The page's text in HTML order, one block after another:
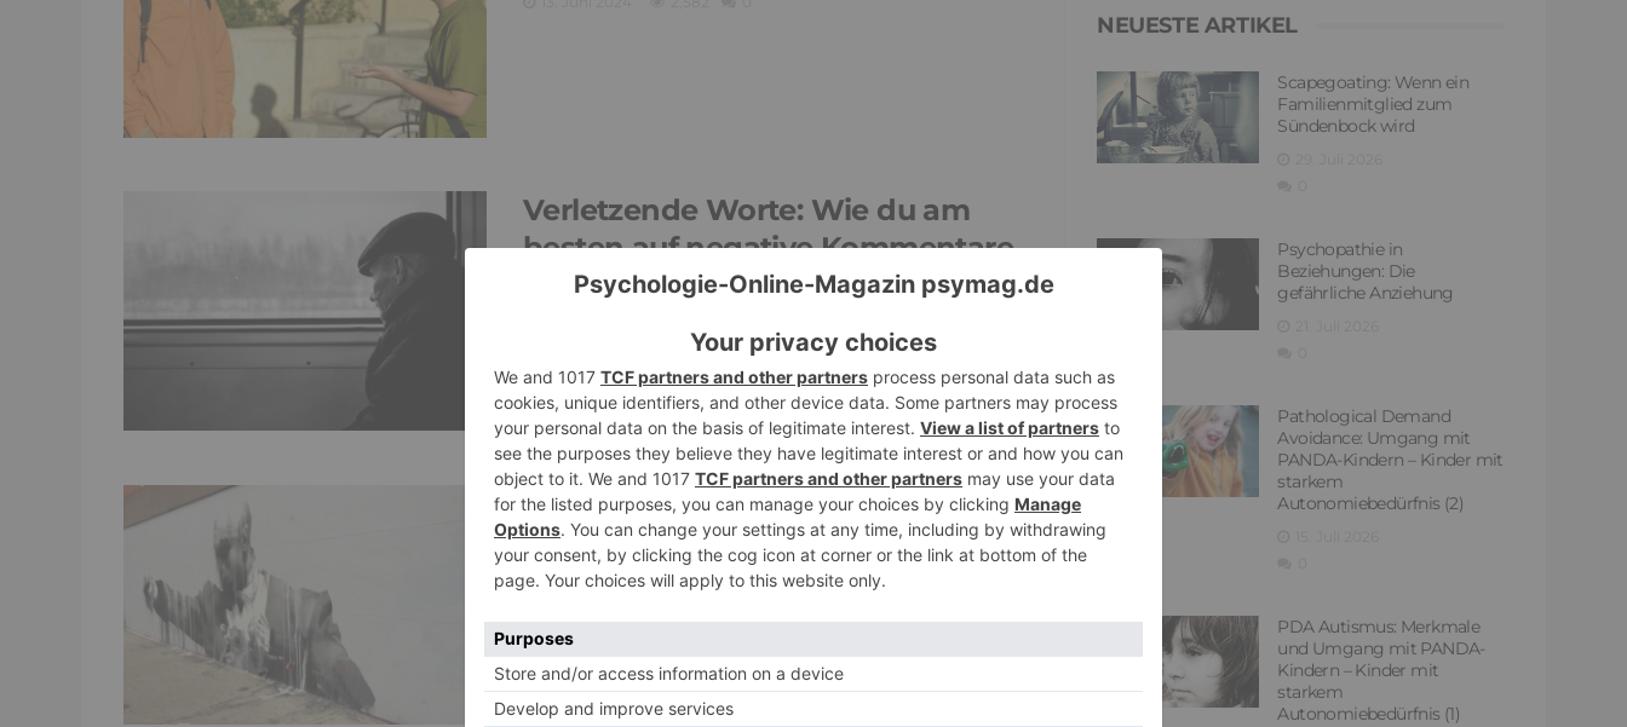
Verletzende Worte: Wie du am
besten auf negative Kommentare
reagierst
2,993
Toxische Menschen auf Abstand
halten: Kommunikationstipps –
Wenn jedes Gespräch zum Streit
wird (3)
6. Juli 2023 4,811 0
NEUESTE ARTIKEL
Scapegoating: Wenn ein
Familienmitglied zum
Sündenbock wird
Psychopathie in
Beziehungen: Die
gefährliche Anziehung
Pathological Demand
Avoidance: Umgang mit
PANDA-Kindern – Kinder mit
starkem
Autonomiebedürfnis (2)
PDA Autismus: Merkmale
und Umgang mit PANDA-
Kindern – Kinder mit
starkem
Autonomiebedürfnis (1)